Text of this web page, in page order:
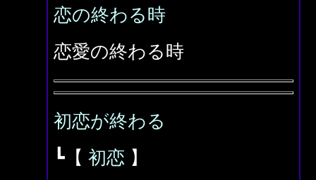
恋の終わる時
恋愛の終わる時
初恋が終わる
┗【 初恋 】